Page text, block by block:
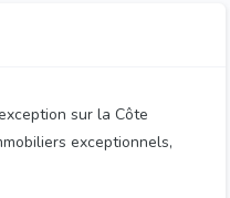
sur la Côte
exceptionnels,